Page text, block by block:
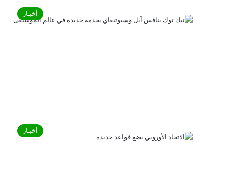
أخبـار
أخبـار